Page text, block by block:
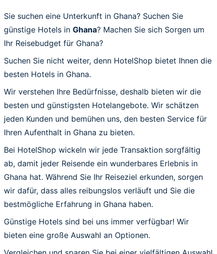
Sie suchen eine Unterkunft in Ghana? Suchen Sie
günstige Hotels in Ghana? Machen Sie sich Sorgen um
Ihr Reisebudget für Ghana?
Suchen Sie nicht weiter, denn HotelShop bietet Ihnen die
besten Hotels in Ghana.
Wir verstehen Ihre Bedürfnisse, deshalb bieten wir die
besten und günstigsten Hotelangebote. Wir schätzen
jeden Kunden und bemühen uns, den besten Service für
Ihren Aufenthalt in Ghana zu bieten.
Bei HotelShop wickeln wir jede Transaktion sorgfältig
ab, damit jeder Reisende ein wunderbares Erlebnis in
Ghana hat. Während Sie Ihr Reiseziel erkunden, sorgen
wir dafür, dass alles reibungslos verläuft und Sie die
bestmögliche Erfahrung in Ghana haben.
Günstige Hotels sind bei uns immer verfügbar! Wir
bieten eine große Auswahl an Optionen.